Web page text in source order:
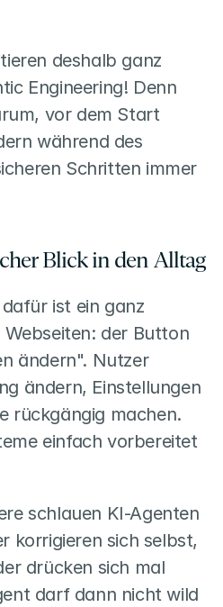
deshalb ganz
Engineering! Denn
vor dem Start
während des
Schritten immer
Blick in den Alltag
dafür ist ein ganz
der Button
ändern". Nutzer
ändern, Einstellungen
rückgängig machen.
einfach vorbereitet
schlauen KI-Agenten
korrigieren sich selbst,
drücken sich mal
darf dann nicht wild